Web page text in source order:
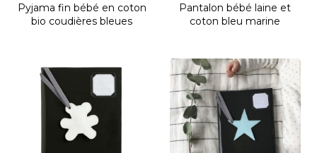
Pyjama fin bébé en coton
bio coudières bleues
Pantalon bébé laine et
coton bleu marine